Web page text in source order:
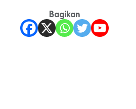
Bagikan